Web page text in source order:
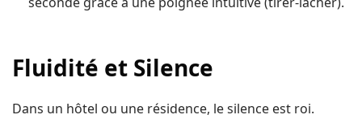
Fluidité et Silence
Dans un hôtel ou une résidence, le silence est roi.